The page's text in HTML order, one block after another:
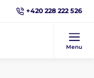
+420 228 222 526
Menu